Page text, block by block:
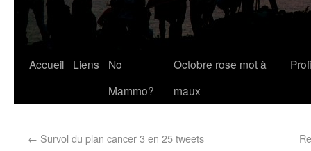
Accueil Liens
No
Mammo?
Octobre rose mot à
maux
← Survol du plan cancer 3 en 25 tweets